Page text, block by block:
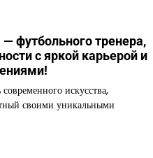
футбольного тренера,
с яркой карьерой и
искусства,
своими уникальными